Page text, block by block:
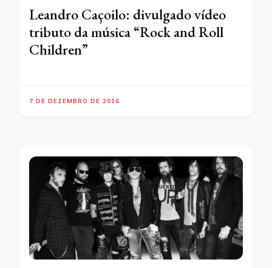
Leandro Caçoilo: divulgado vídeo
tributo da música “Rock and Roll
Children”
7 DE DEZEMBRO DE 2016